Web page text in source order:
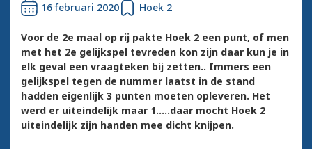
16 februari 2020 Hoek 2
Voor de 2e maal op rij pakte Hoek 2 een punt, of men
met het 2e gelijkspel tevreden kon zijn daar kun je in
elk geval een vraagteken bij zetten.. Immers een
gelijkspel tegen de nummer laatst in de stand
hadden eigenlijk 3 punten moeten opleveren. Het
werd er uiteindelijk maar 1.....daar mocht Hoek 2
uiteindelijk zijn handen mee dicht knijpen.